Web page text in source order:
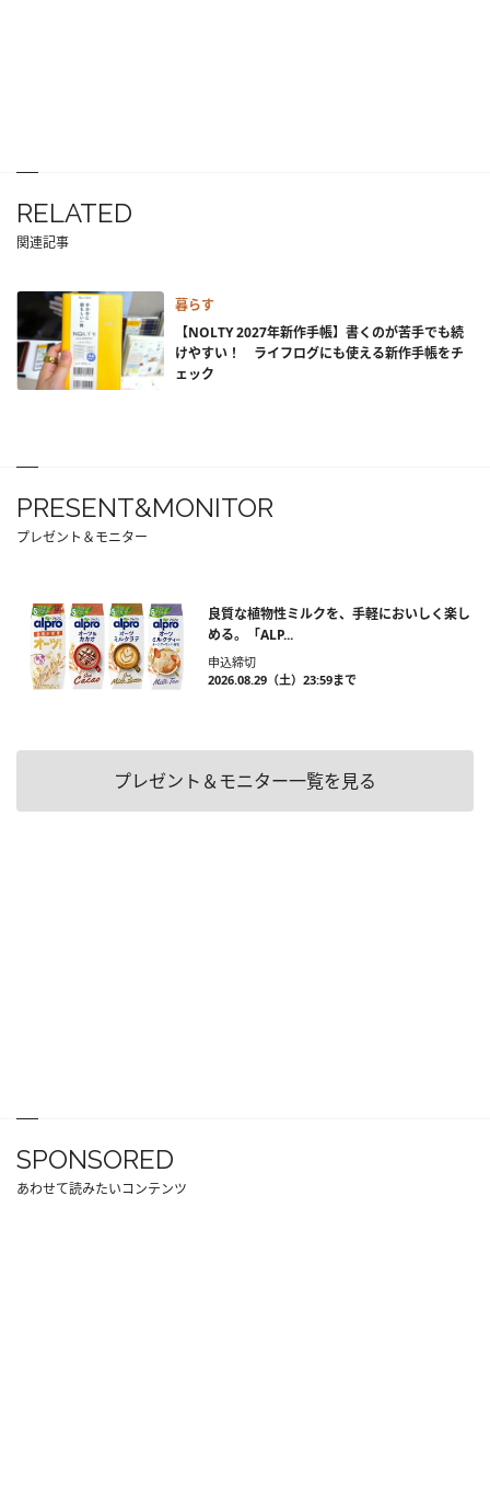
RELATED
関連記事
暮らす
【NOLTY 2027年新作手帳】書くのが苦手でも続
けやすい！ ライフログにも使える新作手帳をチ
ェック
PRESENT&MONITOR
プレゼント＆モニター
良質な植物性ミルクを、手軽においしく楽し
める。「ALP...
申込締切
2026.08.29（土）23:59まで
プレゼント＆モニター一覧を見る
SPONSORED
あわせて読みたいコンテンツ